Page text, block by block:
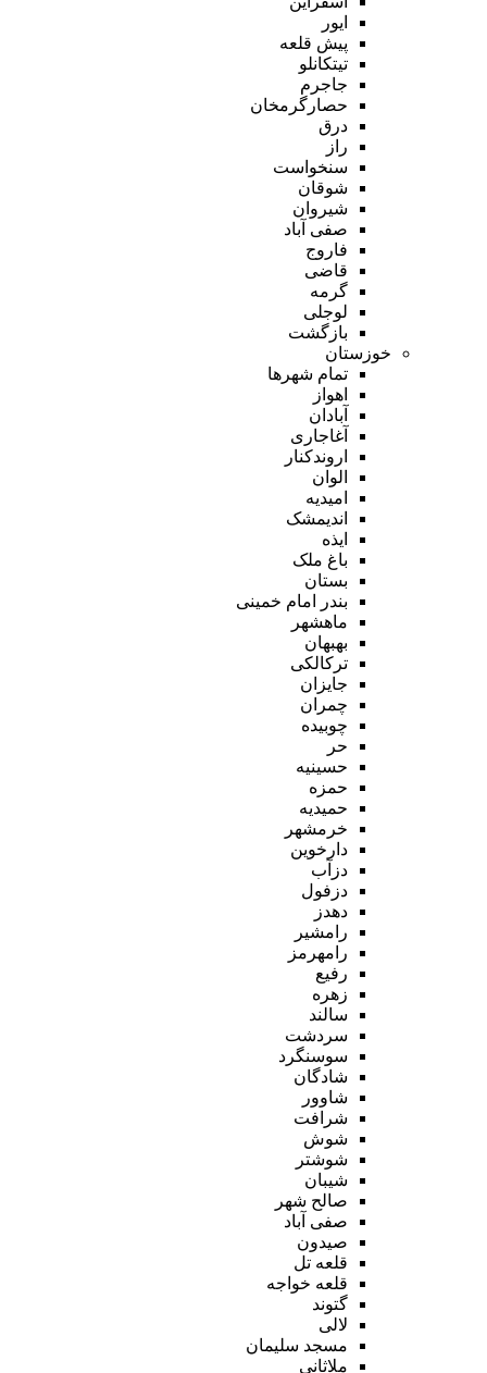
ایور
پیش قلعه
تیتکانلو
جاجرم
حصارگرمخان
درق
راز
سنخواست
شوقان
شیروان
صفی آباد
فاروج
قاضی
گرمه
لوجلی
بازگشت
خوزستان
تمام شهر‌ها
اهواز
آبادان
آغاجاری
اروندکنار
الوان
امیدیه
اندیمشک
ایذه
باغ ملک
بستان
بندر امام خمینی
ماهشهر
بهبهان
ترکالکی
جایزان
چمران
چوبیده
حر
حسینیه
حمزه
حمیدیه
خرمشهر
دارخوین
دزآب
دزفول
دهدز
رامشیر
رامهرمز
رفیع
زهره
سالند
سردشت
سوسنگرد
شادگان
شاوور
شرافت
شوش
شوشتر
شیبان
صالح شهر
صفی آباد
صیدون
قلعه تل
قلعه خواجه
گتوند
لالی
مسجد سلیمان
ملاثانی